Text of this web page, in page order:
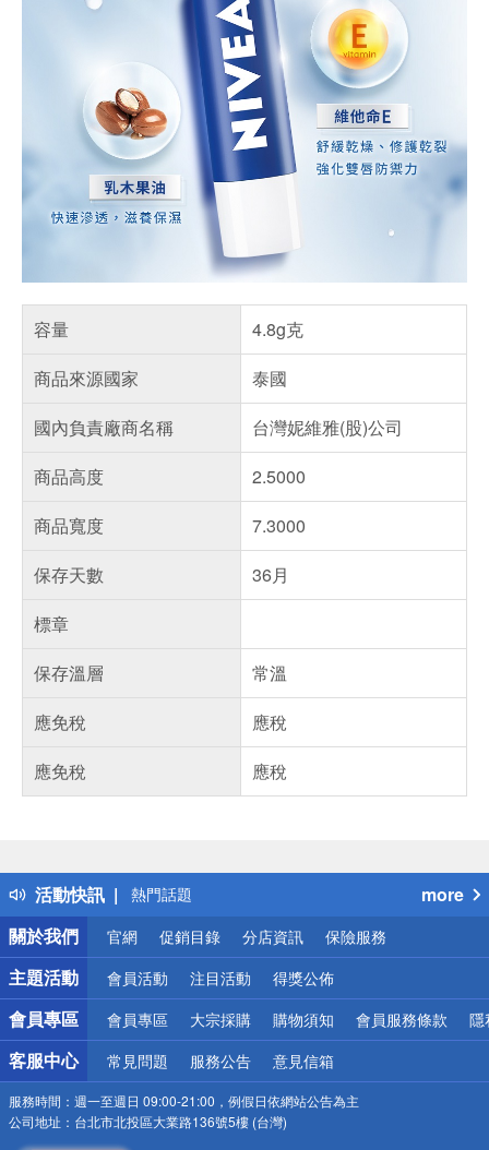
容量
4.8g克
商品來源國家
泰國
國內負責廠商名稱
台灣妮維雅(股)公司
商品高度
2.5000
商品寬度
7.3000
保存天數
36月
標章
保存溫層
常溫
應免稅
應稅
應免稅
應稅
活動快訊
得獎公告
熱門話題
銀行優惠
偏遠地區配送
詐騙網頁！請小心！
more
關於我們
官網 促銷目錄 分店資訊 保險服務
主題活動 會員活動 注目活動 得獎公佈
會員專區 會員專區 大宗採購 購物須知 會員服務條款 隱
客服中心 常見問題 服務公告 意見信箱
服務時間： 週一至週日 09:00-21:00，例假日依網站公告為主
公司地址： 台北市北投區大業路136號5樓 (台灣)